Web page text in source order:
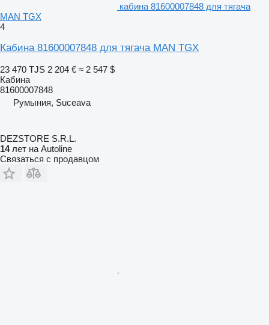
кабина 81600007848 для тягача
MAN TGX
4
Кабина 81600007848 для тягача MAN TGX
23 470 TJS 2 204 € ≈ 2 547 $
Кабина
81600007848
Румыния, Suceava
DEZSTORE S.R.L.
14лет на Autoline
Связаться с продавцом